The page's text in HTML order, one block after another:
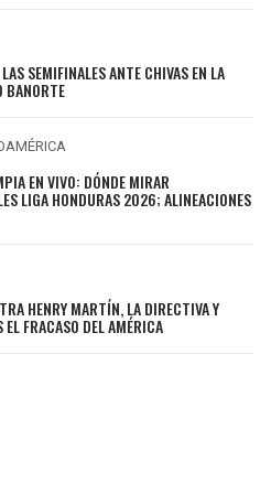
SEMIFINALES ANTE CHIVAS EN LA
BANORTE
EN VIVO: DÓNDE MIRAR
LIGA HONDURAS 2026; ALINEACIONES
HENRY MARTÍN, LA DIRECTIVA Y
FRACASO DEL AMÉRICA